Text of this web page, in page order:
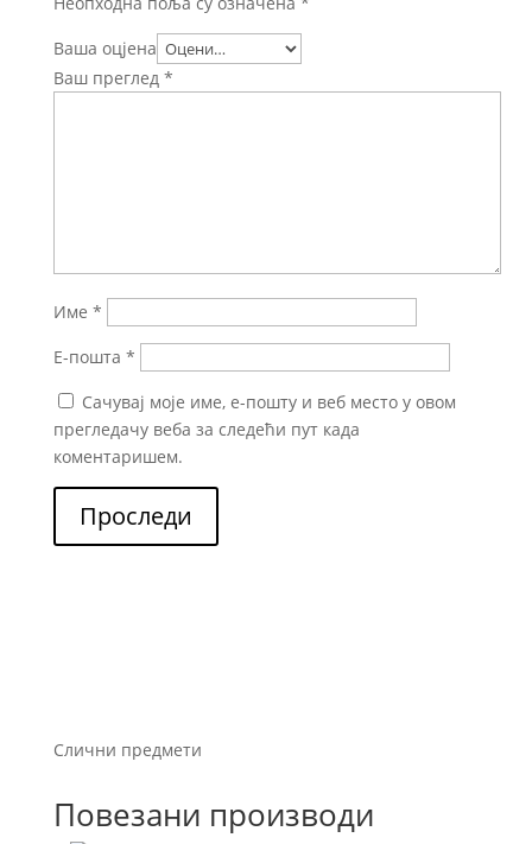
Ваша оцјена
Ваш преглед *
Име *
Е-пошта *
Сачувај моје име, е-пошту и веб место у овом
прегледачу веба за следећи пут када
коментаришем.
Проследи
Слични предмети
Повезани производи